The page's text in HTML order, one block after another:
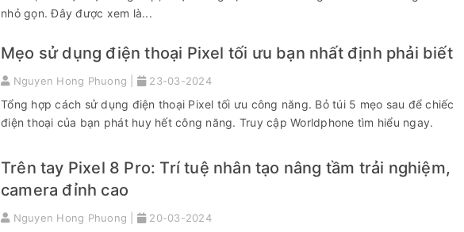
nhỏ gọn. Đây được xem là...
Mẹo sử dụng điện thoại Pixel tối ưu bạn nhất định phải biết
Nguyen Hong Phuong | 23-03-2024
Tổng hợp cách sử dụng điện thoại Pixel tối ưu công năng. Bỏ túi 5 mẹo sau để chiếc
điện thoại của bạn phát huy hết công năng. Truy cập Worldphone tìm hiểu ngay.
Trên tay Pixel 8 Pro: Trí tuệ nhân tạo nâng tầm trải nghiệm,
camera đỉnh cao
Nguyen Hong Phuong | 20-03-2024